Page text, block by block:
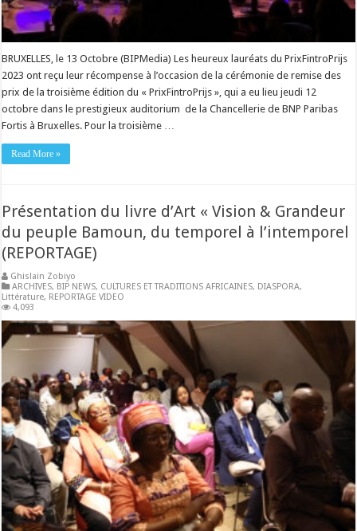
BRUXELLES, le 13 Octobre (BIPMedia) Les heureux lauréats du PrixFintroPrijs
2023 ont reçu leur récompense à l’occasion de la cérémonie de remise des
prix de la troisième édition du « PrixFintroPrijs », qui a eu lieu jeudi 12
octobre dans le prestigieux auditorium de la Chancellerie de BNP Paribas
Fortis à Bruxelles. Pour la troisième …
Read More »
Présentation du livre d’Art « Vision & Grandeur
du peuple Bamoun, du temporel à l’intemporel
(REPORTAGE)
Ghislain Zobiyo
ARCHIVES, BIP NEWS, CULTURES ET TRADITIONS AFRICAINES, DIASPORA,
Littérature, REPORTAGE VIDEO
4,093